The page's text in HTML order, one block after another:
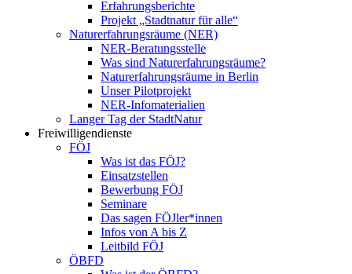
Erfahrungsberichte
Projekt „Stadtnatur für alle“
Naturerfahrungsräume (NER)
NER-Beratungsstelle
Was sind Naturerfahrungsräume?
Naturerfahrungsräume in Berlin
Unser Pilotprojekt
NER-Infomaterialien
Langer Tag der StadtNatur
Freiwilligendienste
FÖJ
Was ist das FÖJ?
Einsatzstellen
Bewerbung FÖJ
Seminare
Das sagen FÖJler*innen
Infos von A bis Z
Leitbild FÖJ
ÖBFD